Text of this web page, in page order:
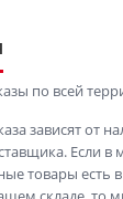
по всей
зависят от
Если
товары есть